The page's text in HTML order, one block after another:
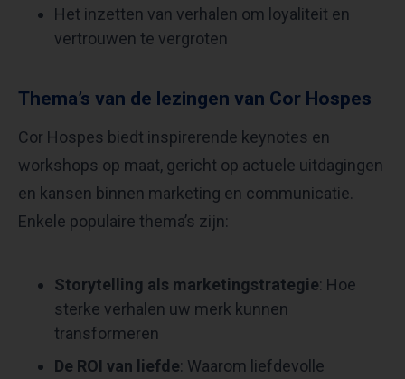
Het inzetten van verhalen om loyaliteit en
vertrouwen te vergroten
Thema’s van de lezingen van Cor Hospes
Cor Hospes biedt inspirerende keynotes en
workshops op maat, gericht op actuele uitdagingen
en kansen binnen marketing en communicatie.
Enkele populaire thema’s zijn:
Storytelling als marketingstrategie: Hoe
sterke verhalen uw merk kunnen
transformeren
De ROI van liefde: Waarom liefdevolle